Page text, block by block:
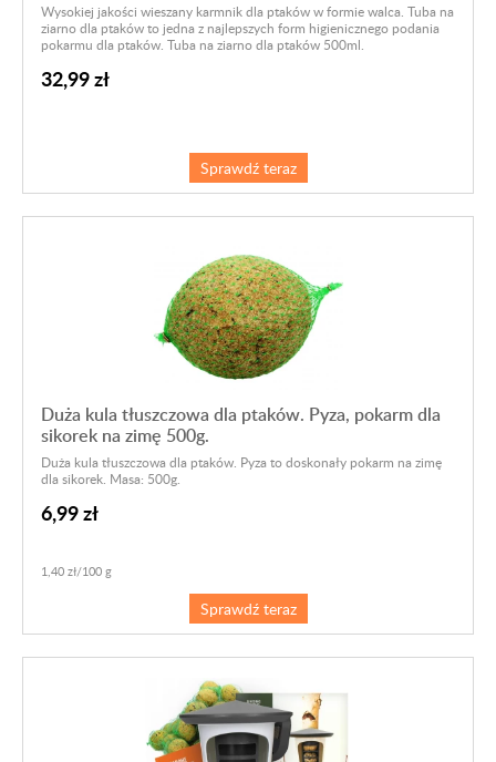
Wysokiej jakości wieszany karmnik dla ptaków w formie walca. Tuba na
ziarno dla ptaków to jedna z najlepszych form higienicznego podania
pokarmu dla ptaków. Tuba na ziarno dla ptaków 500ml.
32,99 zł
Sprawdź teraz
Duża kula tłuszczowa dla ptaków. Pyza, pokarm dla
sikorek na zimę 500g.
Duża kula tłuszczowa dla ptaków. Pyza to doskonały pokarm na zimę
dla sikorek. Masa: 500g.
6,99 zł
1,40 zł/100 g
Sprawdź teraz